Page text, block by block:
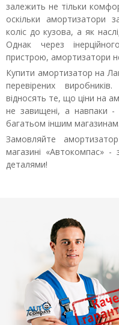
залежить не тільки
оскільки амортизатори
коліс до кузова, а як
Однак через
пристрою, амортизатори
Купити амортизатор на
перевірених
відносять те, що ціни на
не завищені, а навпаки -
багатьом іншим магазинам.
Замовляйте
магазині «Автокомпас» -
деталями!